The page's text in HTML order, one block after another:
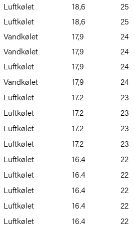
Luftkølet 18,6
25
Luftkølet 18,6
25
Vandkølet 17,9
24
Vandkølet 17,9
24
Luftkølet 17,9
24
Vandkølet 17,9
24
Luftkølet 17.2
23
Luftkølet 17.2
23
Luftkølet 17.2
23
Luftkølet 17.2
23
Luftkølet 16.4
22
Luftkølet 16.4
22
Luftkølet 16.4
22
Luftkølet 16.4
22
Luftkølet 16.4
22